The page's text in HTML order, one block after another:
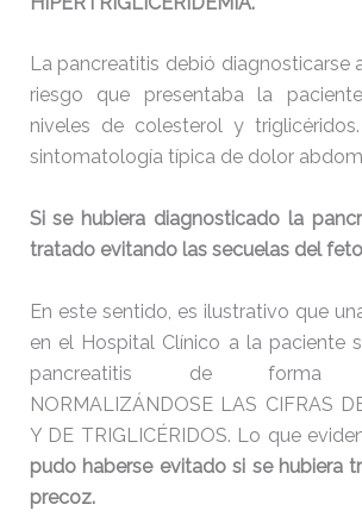
La pancreatitis debió diagnosticarse
riesgo que presentaba la
niveles de colesterol y
sintomatología típica de dolor
Si se hubiera diagnosticado la
tratado evitando las secuelas del
En este sentido, es ilustrativo que
en el Hospital Clínico a la paciente
pancreatitis de forma
NORMALIZÁNDOSE LAS CIFRAS
Y DE TRIGLICÉRIDOS. Lo que
pudo haberse evitado si se hubiera
precoz.